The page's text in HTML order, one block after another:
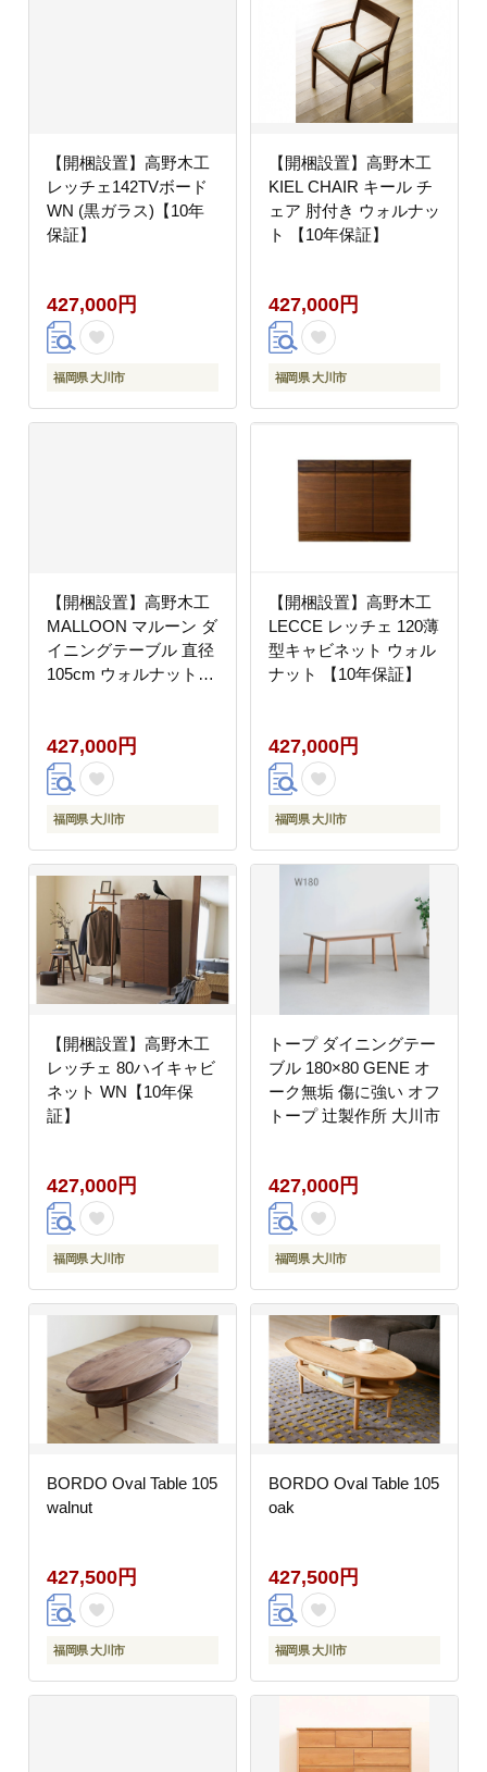
【開梱設置】高野木工
レッチェ142TVボード
WN (黒ガラス)【10年
保証】
427,000円
福岡県 大川市
【開梱設置】高野木工
KIEL CHAIR キール チ
ェア 肘付き ウォルナッ
ト 【10年保証】
427,000円
福岡県 大川市
【開梱設置】高野木工
MALLOON マルーン ダ
イニングテーブル 直径
105cm ウォルナット
427,000円
福岡県 大川市
【開梱設置】高野木工
LECCE レッチェ 120薄
型キャビネット ウォル
ナット 【10年保証】
427,000円
福岡県 大川市
【開梱設置】高野木工
レッチェ 80ハイキャビ
ネット WN【10年保
証】
427,000円
福岡県 大川市
トープ ダイニングテー
ブル 180×80 GENE オ
ーク無垢 傷に強い オフ
トープ 辻製作所 大川市
427,000円
福岡県 大川市
BORDO Oval Table 105
walnut
427,500円
福岡県 大川市
BORDO Oval Table 105
oak
427,500円
福岡県 大川市